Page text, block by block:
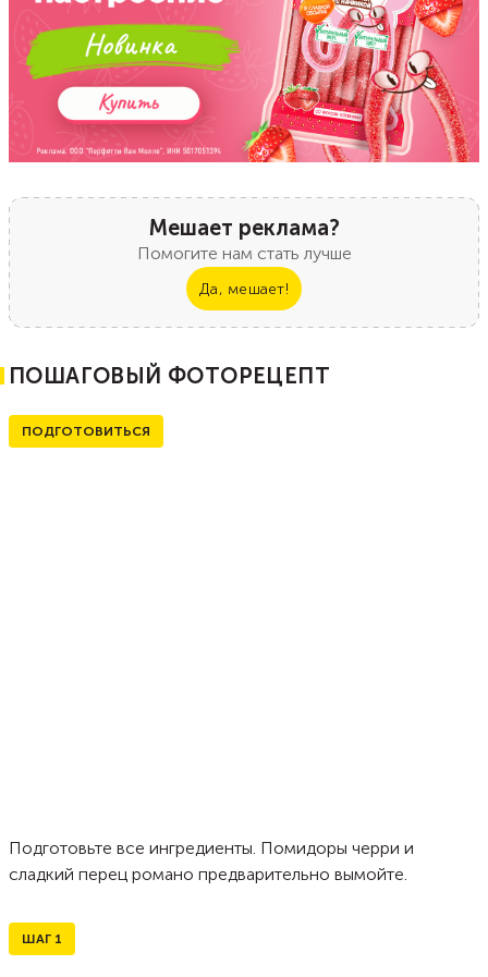
Мешает реклама?
Помогите нам стать лучше
Да, мешает!
ПОШАГОВЫЙ ФОТОРЕЦЕПТ
ПОДГОТОВИТЬСЯ
Подготовьте все ингредиенты. Помидоры черри и
сладкий перец романо предварительно вымойте.
ШАГ 1